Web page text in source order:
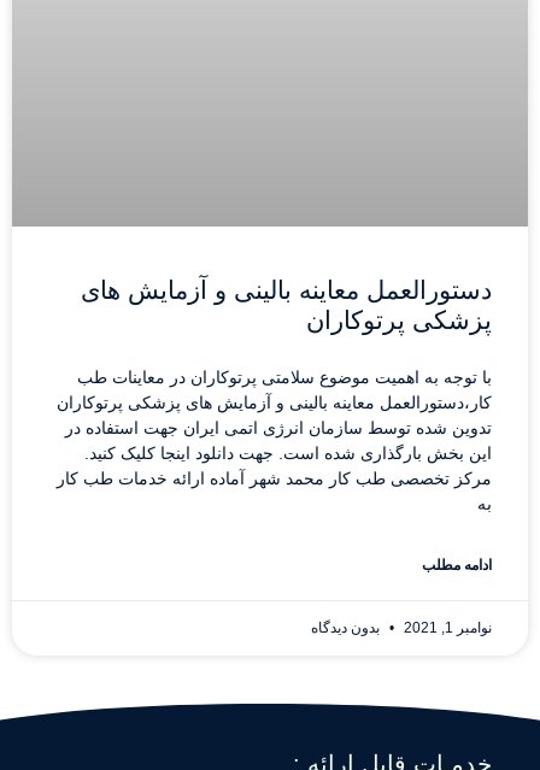
دستورالعمل معاینه بالینی و آزمایش های
پزشکی پرتوکاران
با توجه به اهمیت موضوع سلامتی پرتوکاران در معاینات طب
کار،دستورالعمل معاینه بالینی و آزمایش های پزشکی پرتوکاران
تدوین شده توسط سازمان انرژی اتمی ایران جهت استفاده در
این بخش بارگذاری شده است. جهت دانلود اینجا کلیک کنید.
مرکز تخصصی طب کار محمد شهر آماده ارائه خدمات طب کار
به
ادامه مطلب
نوامبر 1, 2021 بدون دیدگاه
خدمـات قابل ارائه :